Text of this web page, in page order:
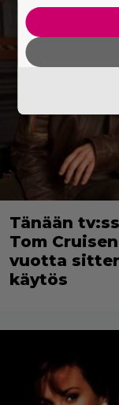
Tänään
Tom
vuotta
käytös